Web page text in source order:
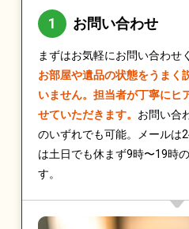
お問い合わせ
まずはお気軽にお問い合わせ
お部屋や遺品の状態をうまく
いません。担当者が丁寧にヒ
せていただきます。 お問い合
のいずれでも可能。メールは
は土日でも休まず9時〜19時
す。